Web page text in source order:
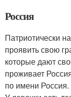
Россия
Патриотически
проявить свою
которые дают
проживает
по имени Россия.